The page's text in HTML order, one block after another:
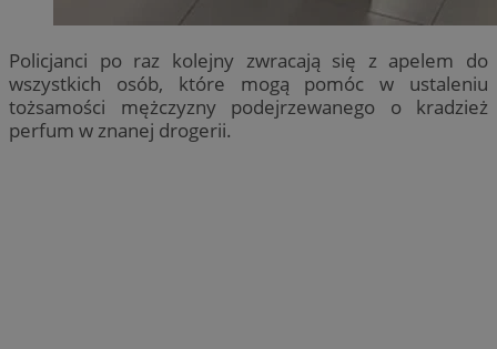
Policjanci po raz kolejny zwracają się z apelem do
wszystkich osób, które mogą pomóc w ustaleniu
tożsamości mężczyzny podejrzewanego o kradzież
perfum w znanej drogerii.